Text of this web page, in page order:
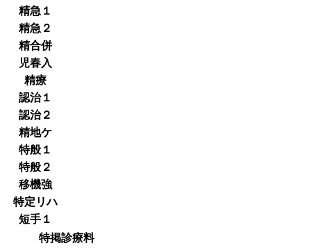
精急１
精急２
精合併
児春入
精療
認治１
認治２
精地ケ
特般１
特般２
移機強
特定リハ
短手１
特掲診療料